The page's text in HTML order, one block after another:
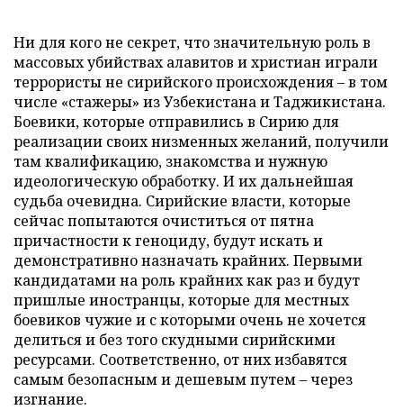
Ни для кого не секрет, что значительную роль в
массовых убийствах алавитов и христиан играли
террористы не сирийского происхождения – в том
числе «стажеры» из Узбекистана и Таджикистана.
Боевики, которые отправились в Сирию для
реализации своих низменных желаний, получили
там квалификацию, знакомства и нужную
идеологическую обработку. И их дальнейшая
судьба очевидна. Сирийские власти, которые
сейчас попытаются очиститься от пятна
причастности к геноциду, будут искать и
демонстративно назначать крайних. Первыми
кандидатами на роль крайних как раз и будут
пришлые иностранцы, которые для местных
боевиков чужие и с которыми очень не хочется
делиться и без того скудными сирийскими
ресурсами. Соответственно, от них избавятся
самым безопасным и дешевым путем – через
изгнание.